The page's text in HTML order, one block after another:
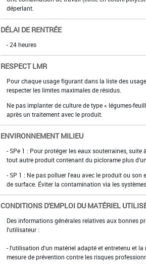
déperlant.
DÉLAI DE RENTRÉE
- 24 heures
RESPECT LMR
Pour chaque usage figurant dans la liste des
respecter les limites maximales de résidus.
Ne pas implanter de culture de type « légumes-
après un traitement avec le produit.
ENVIRONNEMENT MILIEU
- SPe 1 : Pour protéger les eaux souterraines,
tout autre produit contenant du piclorame plus
- SP 1 : Ne pas polluer l'eau avec le produit ou
de surface. Éviter la contamination via les
CONDITIONS D'EMPLOI DU MATÉRIEL
Des informations générales relatives aux bonnes
l'utilisateur :
- l'utilisation d'un matériel adapté et entretenu et
mesure de prévention contre les risques